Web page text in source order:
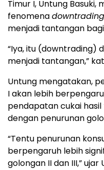
Timur I, Untung
fenomenadowntrading
menjadi tantangan
“Iya, itu (downtrading)
menjadi tantangan,”
Untung mengatakan,
I akan lebih
pendapatan cukai
dengan penurunan
“Tentu penurunan
berpengaruh lebih
golongan II dan III,” ujar